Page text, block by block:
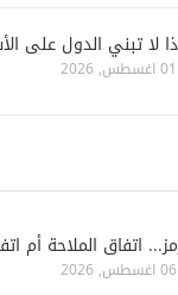
لا تبني الدول على
01 اغسطس, 2026
اتفاق الملاحة أم
06 اغسطس, 2026